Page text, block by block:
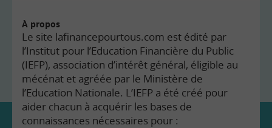
À propos
Le site lafinancepourtous.com est édité par
l’Institut pour l’Education Financière du Public
(IEFP), association d’intérêt général, éligible au
mécénat et agréée par le Ministère de
l’Education Nationale. L’IEFP a été créé pour
aider chacun à acquérir les bases de
connaissances nécessaires pour :